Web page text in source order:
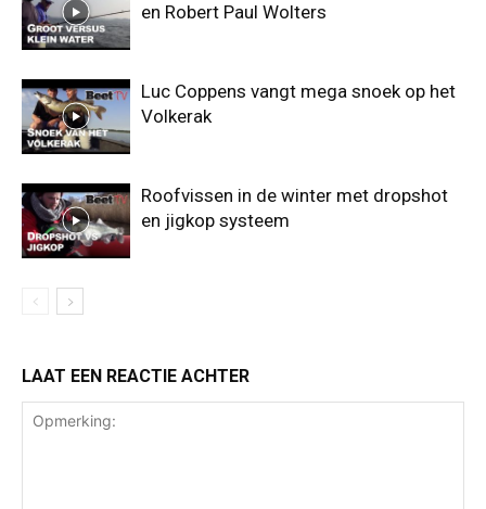
en Robert Paul Wolters
Luc Coppens vangt mega snoek op het
Volkerak
Roofvissen in de winter met dropshot
en jigkop systeem
LAAT EEN REACTIE ACHTER